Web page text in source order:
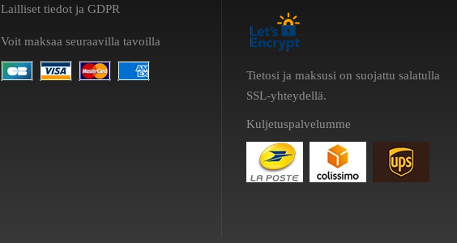
Lailliset tiedot ja GDPR
Voit maksaa seuraavilla tavoilla
Tietosi ja maksusi on suojattu salatulla
SSL-yhteydellä.
Kuljetuspalvelumme